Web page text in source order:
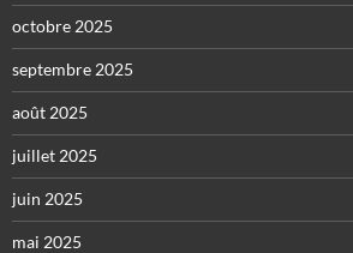
octobre 2025
septembre 2025
août 2025
juillet 2025
juin 2025
mai 2025